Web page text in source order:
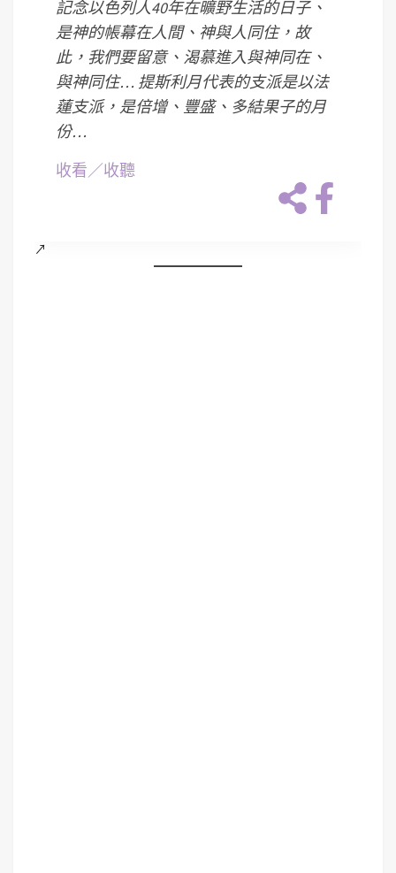
記念以色列人40年在曠野生活的日子、
是神的帳幕在人間、神與人同住，故
此，我們要留意、渴慕進入與神同在、
與神同住… 提斯利月代表的支派是以法
蓮支派，是倍增、豐盛、多結果子的月
份…
收看／收聽